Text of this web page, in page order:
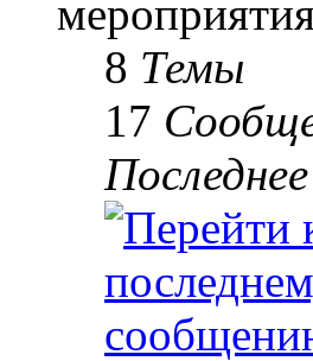
8 Темы
17